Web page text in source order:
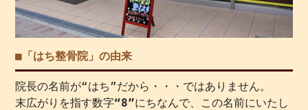
■「はち整骨院」の由来
院長の名前が“はち”だから・・・ではありません。
末広がりを指す数字“8”にちなんで、この名前にいたし